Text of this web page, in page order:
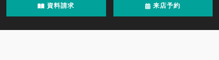
資料請求 来店予約